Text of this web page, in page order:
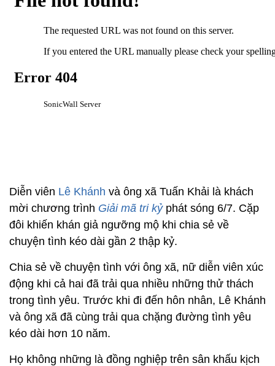
Diễn viên Lê Khánh và ông xã Tuấn Khải là khách
mời chương trình Giải mã tri kỷphát sóng 6/7. Cặp
đôi khiến khán giả ngưỡng mộ khi chia sẻ về
chuyện tình kéo dài gần 2 thập kỷ.
Chia sẻ về chuyện tình với ông xã, nữ diễn viên xúc
động khi cả hai đã trải qua nhiều những thử thách
trong tình yêu. Trước khi đi đến hôn nhân, Lê Khánh
và ông xã đã cùng trải qua chặng đường tình yêu
kéo dài hơn 10 năm.
Họ không những là đồng nghiệp trên sân khấu kịch